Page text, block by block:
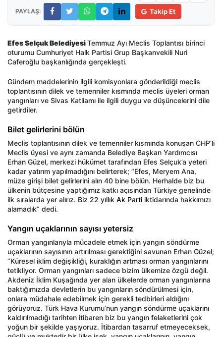
PAYLAŞ: Takip Et
Efes Selçuk BelediyesiTemmuz Ayı Meclis Toplantısı birinci
oturumu Cumhuriyet Halk Partisi Grup Başkanvekili Nuri
Caferoğlu başkanlığında gerçekleşti.
Gündem maddelerinin ilgili komisyonlara gönderildiği meclis
toplantısının dilek ve temenniler kısmında meclis üyeleri orman
yangınları ve Sivas Katliamı ile ilgili duygu ve düşüncelerini dile
getirdiler.
Bilet gelirlerini bölün
Meclis toplantısının dilek ve temenniler kısmında konuşan CHP’li
Meclis üyesi ve aynı zamanda Belediye Başkan Yardımcısı
Erhan Güzel, merkezi hükümet tarafından Efes Selçuk’a yeteri
kadar yatırım yapılmadığını belirterek; “Efes, Meryem Ana,
müze girişi bilet gelirlerini alın 40 bine bölün. Herhalde biz bu
ülkenin bütçesine yaptığımız katkı açısından Türkiye genelinde
ilk sıralarda yer alırız. Biz 22 yıllık Ak Parti iktidarında hakkımızı
alamadık” dedi.
Yangın uçaklarının sayısı yetersiz
Orman yangınlarıyla mücadele etmek için yangın söndürme
uçaklarının sayısının artırılması gerektiğini savunan Erhan Güzel;
“Küresel iklim değişikliği, kuraklığın artması orman yangınlarını
tetikliyor. Orman yangınları sadece bizim ülkemize özgü değil.
Akdeniz İklim Kuşağında yer alan ülkelerde orman yangınlarına
baktığımızda devletlerin bu yangınların söndürülmesi için,
onlara müdahale edebilmek için gerekli tedbirleri aldığını
görüyoruz. Türk Hava Kurumu’nun yangın söndürme uçaklarını
kaldırılmadığı tarihten itibaren biz bu yangın felaketlerini çok
yoğun bir şekilde yaşıyoruz. İtibardan tasarruf etmeyeceksek,